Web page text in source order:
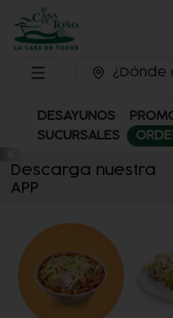
¿Dónde
DESAYUNOS
SUCURSALES
Descarga nuestra
APP